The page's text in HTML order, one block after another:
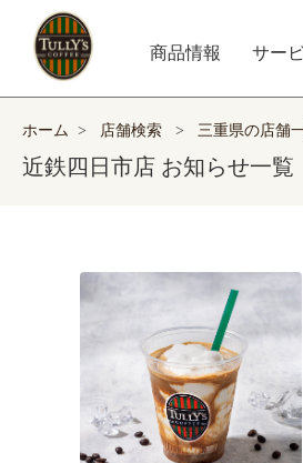
商品情報 サー
ホーム > 店舗検索 > 三重県の店舗
近鉄四日市店 お知らせ一覧